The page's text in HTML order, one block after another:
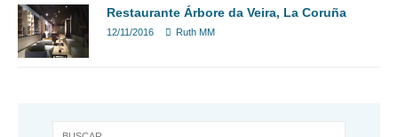
Restaurante Árbore da Veira, La Coruña
12/11/2016 Ruth MM